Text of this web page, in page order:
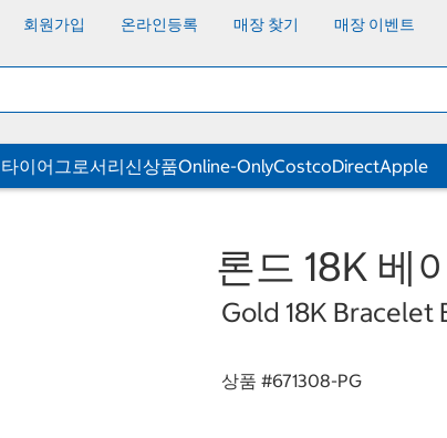
회원가입 온라인등록 매장 찾기 매장 이벤트
타이어그로서리신상품Online-OnlyCostcoDirectApple
론드 18K 베
Gold 18K Bracelet
상품 #671308-PG